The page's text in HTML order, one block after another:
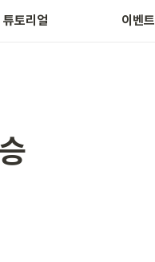
튜토리얼 이벤트
FAQ